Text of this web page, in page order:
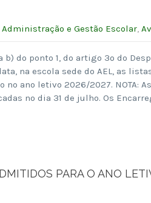
Administração e Gestão Escolar,
b) do ponto 1, do artigo 3º do
na escola sede do AEL, as
no ano letivo 2026/2027. NOTA:
no dia 31 de julho. Os
PARA O ANO